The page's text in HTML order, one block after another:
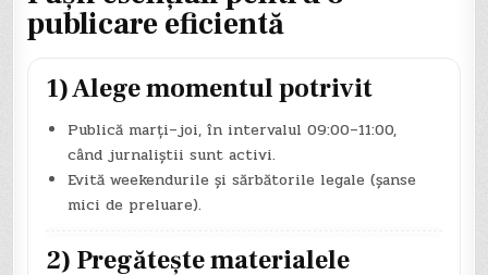
publicare eficientă
1) Alege momentul potrivit
Publică marți–joi, în intervalul 09:00–11:00,
când jurnaliștii sunt activi.
Evită weekendurile și sărbătorile legale (șanse
mici de preluare).
2) Pregătește materialele